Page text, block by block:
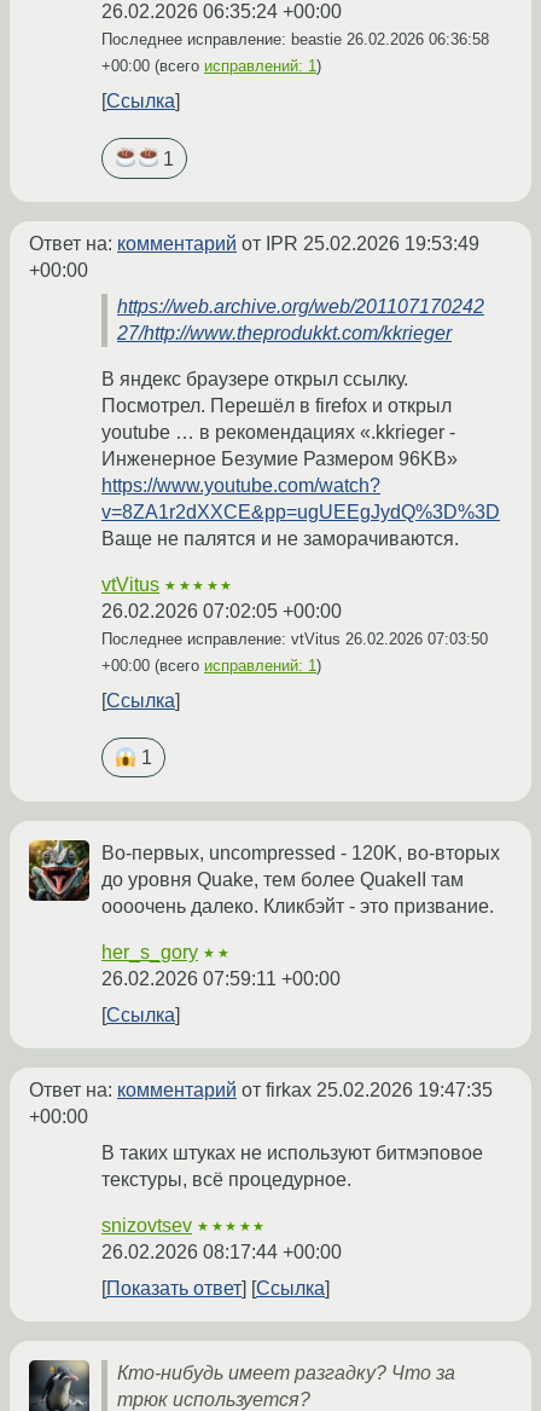
26.02.2026 06:35:24 +00:00
Последнее исправление: beastie 26.02.2026 06:36:58
+00:00 (всего исправлений: 1)
Ссылка
1
Ответ на: комментарий от IPR 25.02.2026 19:53:49
+00:00
https://web.archive.org/web/201107170242
27/http://www.theprodukkt.com/kkrieger
В яндекс браузере открыл ссылку.
Посмотрел. Перешёл в firefox и открыл
youtube … в рекомендациях «.kkrieger -
Инженерное Безумие Размером 96KB»
https://www.youtube.com/watch?
v=8ZA1r2dXXCE&pp=ugUEEgJydQ%3D%3D
Ваще не палятся и не заморачиваются.
vtVitus ★★★★★
26.02.2026 07:02:05 +00:00
Последнее исправление: vtVitus 26.02.2026 07:03:50
+00:00 (всего исправлений: 1 )
Ссылка
1
Во-первых, uncompressed - 120K, во-вторых
до уровня Quake, тем более QuakeII там
оооочень далеко. Кликбэйт - это призвание.
her_s_gory ★★
26.02.2026 07:59:11 +00:00
Ссылка
Ответ на: комментарий от firkax 25.02.2026 19:47:35
+00:00
В таких штуках не используют битмэповое
текстуры, всё процедурное.
snizovtsev ★★★★★
26.02.2026 08:17:44 +00:00
Показать ответ
Ссылка
Кто-нибудь имеет разгадку? Что за
трюк используется?